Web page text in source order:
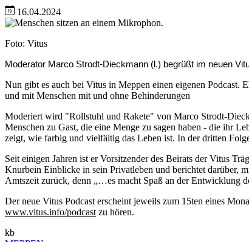
16.04.2024
Image
Nachweis
Foto: Vitus
Caption
Moderator Marco Strodt-Dieckmann (l.) begrüßt im neuen
Nun gibt es auch bei Vitus in Meppen einen eigenen Podcast.
und mit Menschen mit und ohne Behinderungen
Moderiert wird "Rollstuhl und Rakete" von Marco Strodt-
Menschen zu Gast, die eine Menge zu sagen haben - die ihr
zeigt, wie farbig und vielfältig das Leben ist. In der dritten
Seit einigen Jahren ist er Vorsitzender des Beirats der Vitus
Knurbein Einblicke in sein Privatleben und berichtet darüber,
Amtszeit zurück, denn „…es macht Spaß an der Entwicklung
Der neue Vitus Podcast erscheint jeweils zum 15ten eines
www.vitus.info/podcast zu hören.
kb